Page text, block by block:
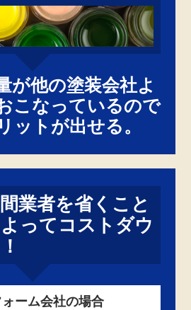
が他の塗装会社よ
こなっているので
ットが出せる。
業者を省くこと
ってコストダウ
ーム会社の場合